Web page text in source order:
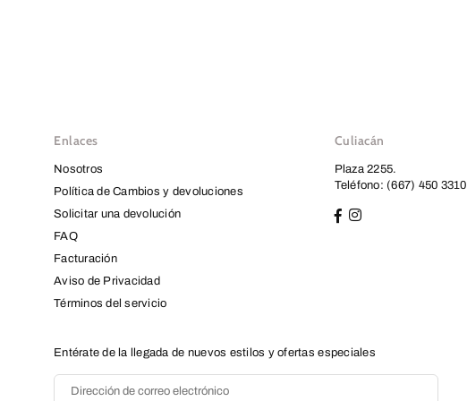
Enlaces
Nosotros
Política de Cambios y devoluciones
Solicitar una devolución
FAQ
Facturación
Aviso de Privacidad
Términos del servicio
Culiacán
Plaza 2255.
Teléfono: (667) 450 3310
Entérate de la llegada de nuevos estilos y ofertas especiales